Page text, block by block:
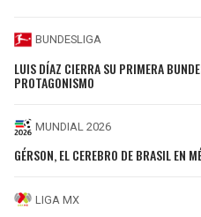
BUNDESLIGA
LUIS DÍAZ CIERRA SU PRIMERA
PROTAGONISMO
MUNDIAL 2026
GÉRSON, EL CEREBRO DE BRASIL EN
LIGA MX